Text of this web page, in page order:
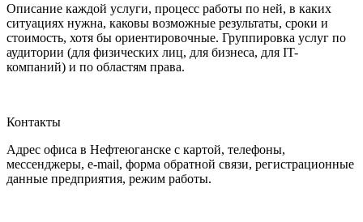
Описание каждой услуги, процесс работы по ней, в каких
ситуациях нужна, каковы возможные результаты, сроки и
стоимость, хотя бы ориентировочные. Группировка услуг по
аудитории (для физических лиц, для бизнеса, для IT-
компаний) и по областям права.
Контакты
Адрес офиса в Нефтеюганске с картой, телефоны,
мессенджеры, e-mail, форма обратной связи, регистрационные
данные предприятия, режим работы.